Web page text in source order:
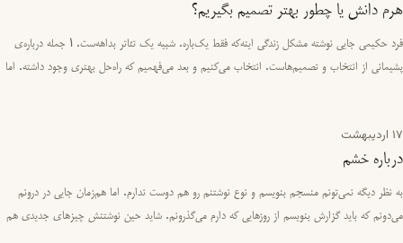
هرم دانش یا چطور بهتر تصمیم بگیریم؟
فرد حکیمی جایی نوشته مشکل زندگی اینه‌که فقط یک‌باره. شبیه یک تئاتر بداهه‌ست. 1 جمله درباره‌ی
پشیمانی از انتخاب‌ و تصمیم‌هاست. انتخاب می‌کنیم و بعد می‌فهمیم که راه‌حل بهتری وجود داشته. اما
17 اردیبهشت
درباره خشم
به نظر دیگه نمی‌تونم منسجم بنویسم و نوع نوشتنم رو هم دوست ندارم. اما هم‌زمان جایی در درونم
می‌دونم که باید گزارش بنویسم از روزهایی که دارم می‌گذرونم. شاید حین نوشتنش چیزهای جدیدی هم